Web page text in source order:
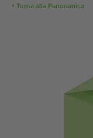
‹ Torna alla Panoramica